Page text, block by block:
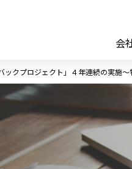
会
バックプロジェクト」４年連続の実施